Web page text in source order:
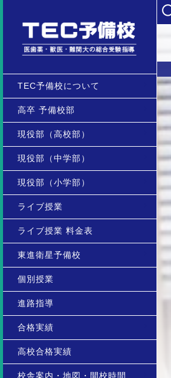
TEC予備校について
高卒 予備校部
現役部（高校部）
現役部（中学部）
現役部（小学部）
ライブ授業
ライブ授業 料金表
東進衛星予備校
個別授業
進路指導
合格実績
高校合格実績
校舎案内・地図・開校時間